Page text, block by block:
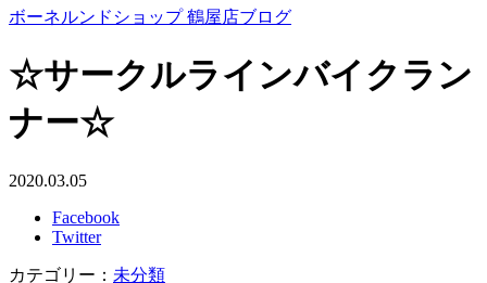
ボーネルンドショップ 鶴屋店ブログ
☆サークルラインバイクラン
ナー☆
2020.03.05
Facebook
Twitter
カテゴリー： 未分類